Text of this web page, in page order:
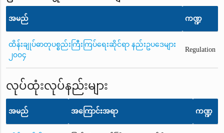
အမည် ကဏ္ဍ
ထိန်းချုပ်ဓာတုပစ္စည်းကြီးကြပ်ရေးဆိုင်ရာ နည်းဥပဒေများ
၂၀၀၄
Regulation
လုပ်ထုံးလုပ်နည်းများ
အမည် အကြောင်းအရာ ကဏ္ဍ